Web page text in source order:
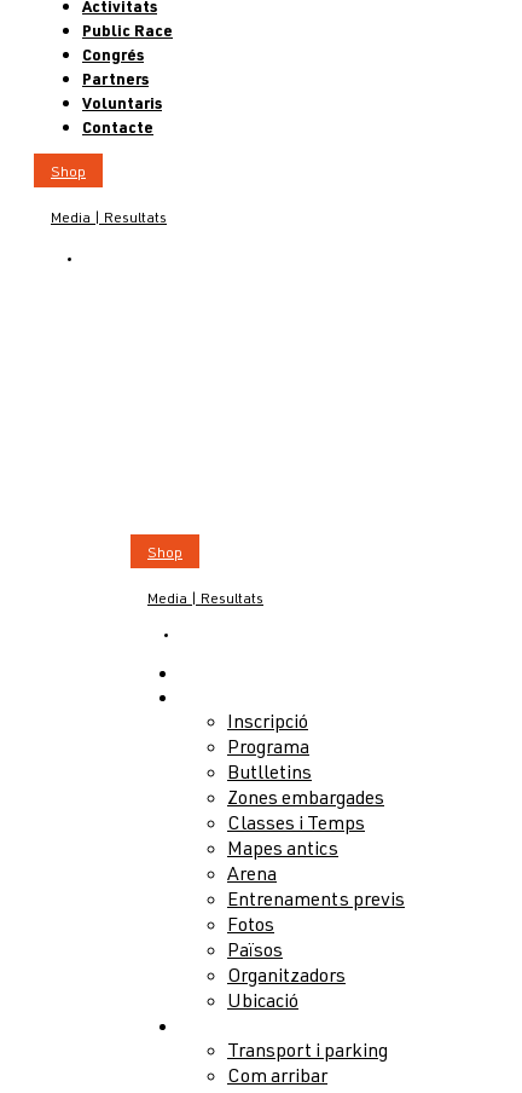
Activitats
Public Race
Congrés
Partners
Voluntaris
Contacte
Shop
Media | Resultats
Shop
Media | Resultats
Inscripció
Programa
Butlletins
Zones embargades
Classes i Temps
Mapes antics
Arena
Entrenaments previs
Fotos
Països
Organitzadors
Ubicació
Transport i parking
Com arribar